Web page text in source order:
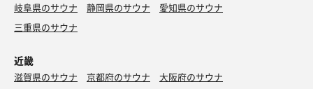
岐阜県のサウナ 静岡県のサウナ
愛知県のサウナ
三重県のサウナ
近畿
滋賀県のサウナ 京都府のサウナ
大阪府のサウナ